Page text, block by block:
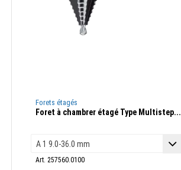
Forets étagés
Foret à chambrer étagé Type Multistep...
Art. 257560.0100